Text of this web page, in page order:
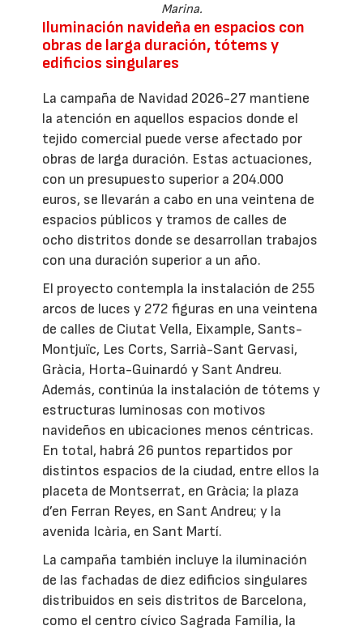
Marina.
Iluminación navideña en espacios con
obras de larga duración, tótems y
edificios singulares
La campaña de Navidad 2026-27 mantiene
la atención en aquellos espacios donde el
tejido comercial puede verse afectado por
obras de larga duración. Estas actuaciones,
con un presupuesto superior a 204.000
euros, se llevarán a cabo en una veintena de
espacios públicos y tramos de calles de
ocho distritos donde se desarrollan trabajos
con una duración superior a un año.
El proyecto contempla la instalación de 255
arcos de luces y 272 figuras en una veintena
de calles de Ciutat Vella, Eixample, Sants-
Montjuïc, Les Corts, Sarrià-Sant Gervasi,
Gràcia, Horta-Guinardó y Sant Andreu.
Además, continúa la instalación de tótems y
estructuras luminosas con motivos
navideños en ubicaciones menos céntricas.
En total, habrá 26 puntos repartidos por
distintos espacios de la ciudad, entre ellos la
placeta de Montserrat, en Gràcia; la plaza
d’en Ferran Reyes, en Sant Andreu; y la
avenida Icària, en Sant Martí.
La campaña también incluye la iluminación
de las fachadas de diez edificios singulares
distribuidos en seis distritos de Barcelona,
como el centro cívico Sagrada Família, la